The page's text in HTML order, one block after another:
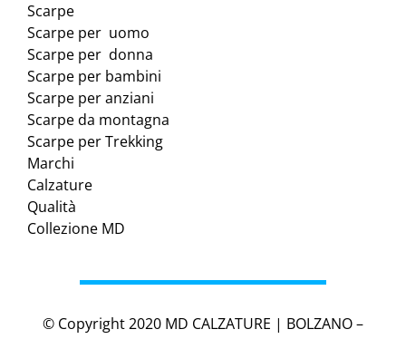
Scarpe
Scarpe per uomo
Scarpe per donna
Scarpe per bambini
Scarpe per anziani
Scarpe da montagna
Scarpe per Trekking
Marchi
Calzature
Qualità
Collezione MD
© Copyright 2020 MD CALZATURE | BOLZANO –